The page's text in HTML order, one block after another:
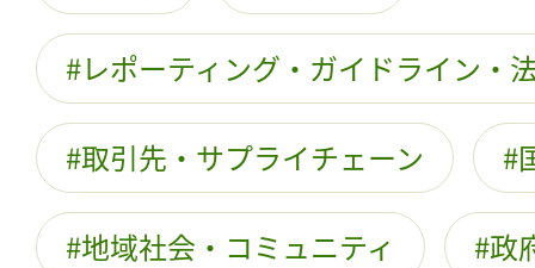
レポーティング・ガイドライン・
取引先・サプライチェーン
地域社会・コミュニティ 政